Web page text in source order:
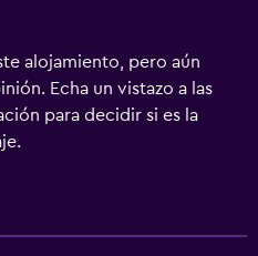
alojamiento, pero aún
Echa un vistazo a las
para decidir si es la